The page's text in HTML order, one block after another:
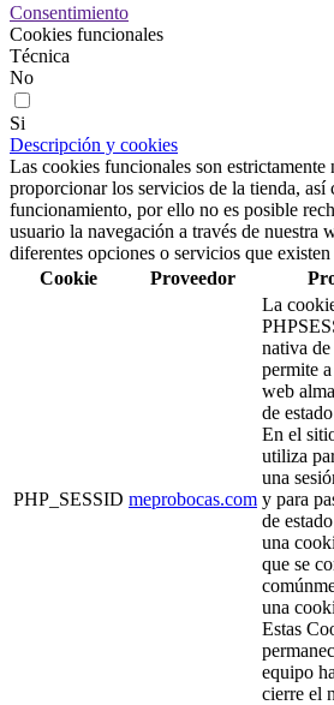
Consentimiento
Cookies funcionales
Técnica
No
Si
Descripción y cookies
Las cookies funcionales son estrictamente
proporcionar los servicios de la tienda, así
funcionamiento, por ello no es posible
usuario la navegación a través de nuestra
diferentes opciones o servicios que existen
Cookie
Proveedor
PHP_SESSID meprobocas.com
La
nativa
permite
web
de
En el
utiliza
una
y para
de
una
que se
una
Estas
equipo
cierre el